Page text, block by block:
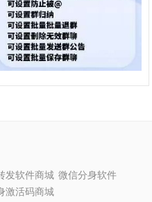
发软件商城 微信分身软件
激活码商城